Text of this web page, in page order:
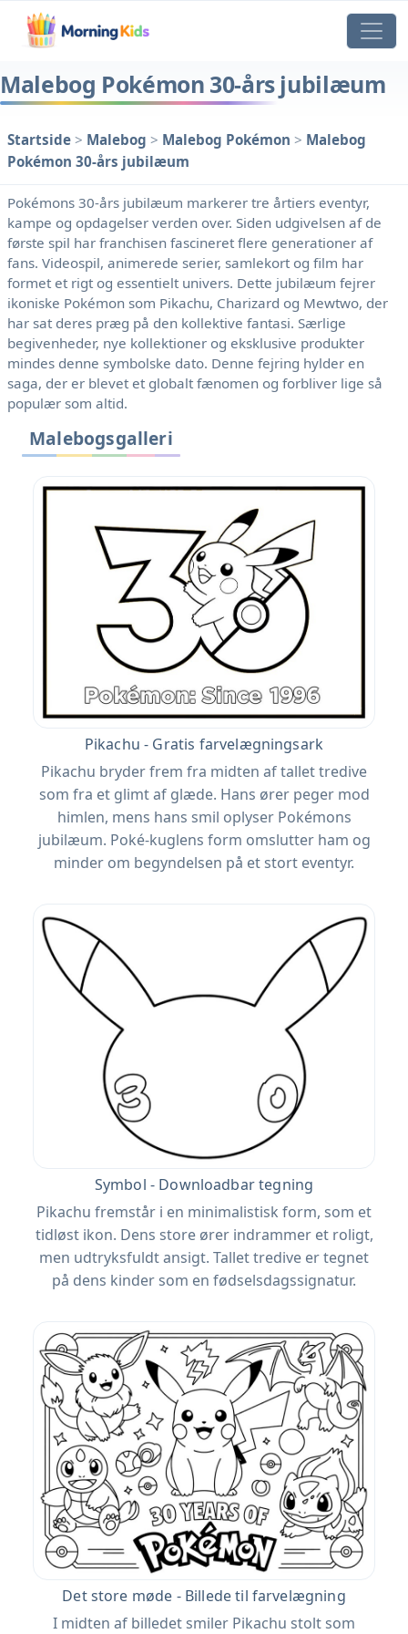
Malebog Pokémon 30-års jubilæum
Startside > Malebog > Malebog Pokémon > Malebog
Pokémon 30-års jubilæum
Pokémons 30-års jubilæum markerer tre årtiers eventyr,
kampe og opdagelser verden over. Siden udgivelsen af ​​de
første spil har franchisen fascineret flere generationer af
fans. Videospil, animerede serier, samlekort og film har
formet et rigt og essentielt univers. Dette jubilæum fejrer
ikoniske Pokémon som Pikachu, Charizard og Mewtwo, der
har sat deres præg på den kollektive fantasi. Særlige
begivenheder, nye kollektioner og eksklusive produkter
mindes denne symbolske dato. Denne fejring hylder en
saga, der er blevet et globalt fænomen og forbliver lige så
populær som altid.
Malebogsgalleri
Pikachu - Gratis farvelægningsark
Pikachu bryder frem fra midten af ​​tallet tredive
som fra et glimt af glæde. Hans ører peger mod
himlen, mens hans smil oplyser Pokémons
jubilæum. Poké-kuglens form omslutter ham og
minder om begyndelsen på et stort eventyr.
Symbol - Downloadbar tegning
Pikachu fremstår i en minimalistisk form, som et
tidløst ikon. Dens store ører indrammer et roligt,
men udtryksfuldt ansigt. Tallet tredive er tegnet
på dens kinder som en fødselsdagssignatur.
Det store møde - Billede til farvelægning
I midten af ​​billedet smiler Pikachu stolt som